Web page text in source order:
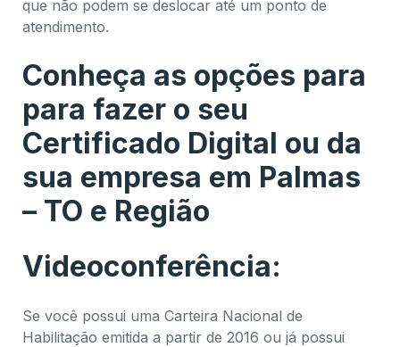
que não podem se deslocar até um ponto de
atendimento.
Conheça as opções para
para fazer o seu
Certificado Digital ou da
sua empresa em Palmas
– TO e Região
Videoconferência:
Se você possui uma Carteira Nacional de
Habilitação emitida a partir de 2016 ou já possui